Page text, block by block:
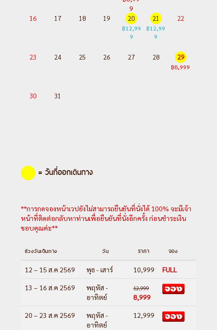
9
16 17 18 19
20
฿12,99
9
21
฿12,99
9
22
23 24 25 26 27 28
29
฿8,999
30 31
= วันที่ออกเดินทาง
**การกดจองหน้าเวปยังไม่สามารถยืนยันที่นั่งได้ 100% จะมีเจ้า
หน้าที่ติดต่อกลับหาท่านเพื่อยืนยันที่นั่งอีกครั้ง ก่อนชำระเงิน
ขอบคุณค่ะ**
ช่วงวันเดินทาง วัน ราคา จอง
12 – 15 ส.ค 2569 พุธ - เสาร์ 10,999 FULL
13 – 16 ส.ค 2569
พฤหัส -
อาทิตย์
12,999
8,999
20 – 23 ส.ค 2569
พฤหัส -
อาทิตย์
12,999